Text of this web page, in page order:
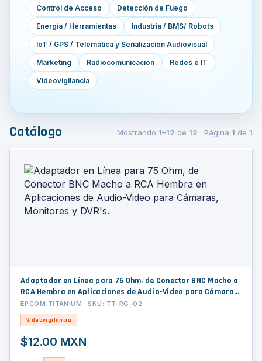
Control de Acceso Detección de Fuego
Energía / Herramientas Industria / BMS/ Robots
IoT / GPS / Telemática y Señalización Audiovisual
Marketing Radiocomunicación Redes e IT
Videovigilancia
Catálogo Mostrando 1–12 de 12 · Página 1 de 1
Adaptador en Línea para 75 Ohm, de Conector BNC Macho a
RCA Hembra en Aplicaciones de Audio-Video para Cámaras,
Monitores y DVR's.
EPCOM TITANIUM · SKU: TT-RG-02
Videovigilancia
$12.00 MXN